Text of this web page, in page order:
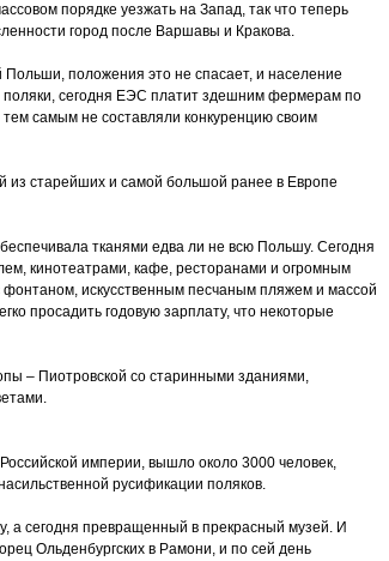
порядке уезжать на Запад, так что теперь
город после Варшавы и Кракова.
Польши, положения это не спасает, и население
поляки, сегодня ЕЭС платит здешним фермерам по
самым не составляли конкуренцию своим
из старейших и самой большой ранее в Европе
тканями едва ли не всю Польшу. Сегодня
кинотеатрами, кафе, ресторанами и огромным
фонтаном, искусственным песчаным пляжем и массой
просадить годовую зарплату, что некоторые
– Пиотровской со старинными зданиями,
империи, вышло около 3000 человек,
русификации поляков.
а сегодня превращенный в прекрасный музей. И
Ольденбургских в Рамони, и по сей день